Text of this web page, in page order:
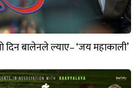
दिन बालेनले ल्याए– ‘जय महाकाली’